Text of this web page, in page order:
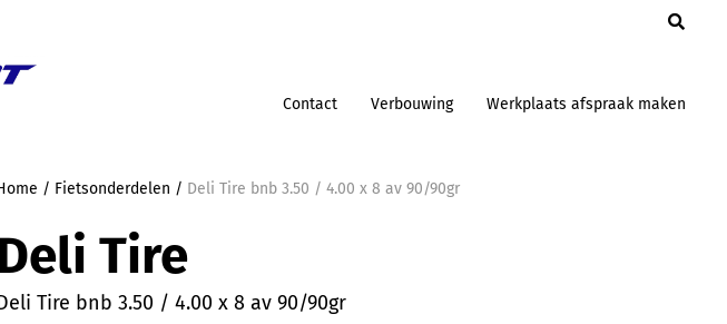
Contact Verbouwing Werkplaats afspraak maken
/ Fietsonderdelen / Deli Tire bnb 3.50 / 4.00 x 8 av 90/90gr
Deli Tire
Tire bnb 3.50 / 4.00 x 8 av 90/90gr